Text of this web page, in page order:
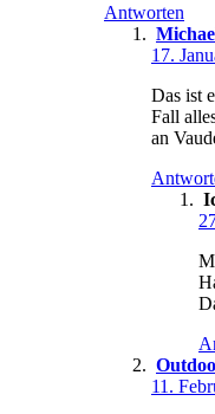
Antworten
17.
Das ist
Fall
an
11.